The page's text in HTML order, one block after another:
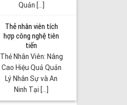
Quản [...]
Thẻ nhân viên tích
hợp công nghệ tiên
tiến
Thẻ Nhân Viên: Nâng
Cao Hiệu Quả Quản
Lý Nhân Sự và An
Ninh Tại [...]